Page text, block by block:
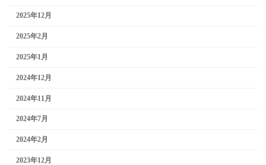
2025年12月
2025年2月
2025年1月
2024年12月
2024年11月
2024年7月
2024年2月
2023年12月